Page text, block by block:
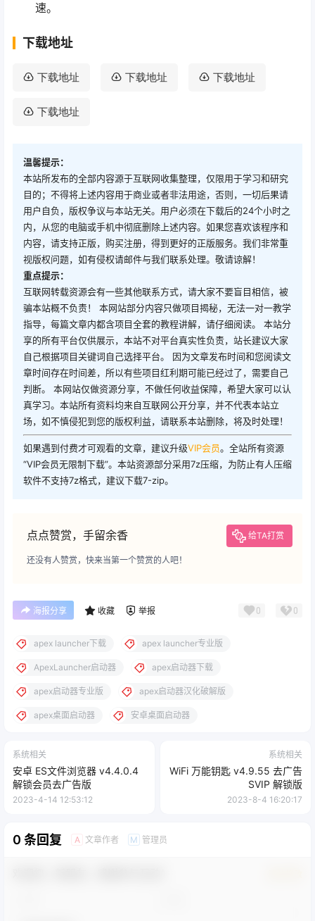
速。
下载地址
下载地址 下载地址 下载地址
下载地址
温馨提示：
本站所发布的全部内容源于互联网收集整理，仅限用于学习和研究
目的；不得将上述内容用于商业或者非法用途，否则，一切后果请
用户自负，版权争议与本站无关。用户必须在下载后的24个小时之
内，从您的电脑或手机中彻底删除上述内容。如果您喜欢该程序和
内容，请支持正版，购买注册，得到更好的正版服务。我们非常重
视版权问题，如有侵权请邮件与我们联系处理。敬请谅解！
重点提示：
互联网转载资源会有一些其他联系方式，请大家不要盲目相信，被
骗本站概不负责！ 本网站部分内容只做项目揭秘，无法一对一教学
指导，每篇文章内都含项目全套的教程讲解，请仔细阅读。 本站分
享的所有平台仅供展示，本站不对平台真实性负责，站长建议大家
自己根据项目关键词自己选择平台。 因为文章发布时间和您阅读文
章时间存在时间差，所以有些项目红利期可能已经过了，需要自己
判断。 本网站仅做资源分享，不做任何收益保障，希望大家可以认
真学习。本站所有资料均来自互联网公开分享，并不代表本站立
场，如不慎侵犯到您的版权利益，请联系本站删除，将及时处理！
如果遇到付费才可观看的文章，建议升级VIP会员。全站所有资源
“VIP会员无限制下载”。本站资源部分采用7z压缩，为防止有人压缩
软件不支持7z格式，建议下载7-zip。
点点赞赏，手留余香 给TA打赏
还没有人赞赏，快来当第一个赞赏的人吧！
海报分享 收藏 举报 0 0
apex launcher下载 apex launcher专业版
ApexLauncher启动器 apex启动器下载
apex启动器专业版 apex启动器汉化破解版
apex桌面启动器 安卓桌面启动器
系统相关
安卓 ES文件浏览器 v4.4.0.4
解锁会员去广告版
2023-4-14 12:53:12
系统相关
WiFi 万能钥匙 v4.9.55 去广告
SVIP 解锁版
2023-8-4 16:20:17
0 条回复 A 文章作者 M 管理员